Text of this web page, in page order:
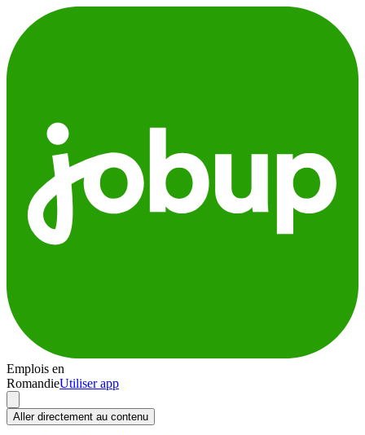
Emplois en
RomandieUtiliser app
Aller directement au contenu